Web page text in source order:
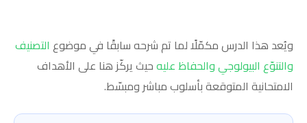
ويُعد هذا الدرس مكمّلًا لما تم شرحه سابقًا في موضوع التصنيف
والتنوّع البيولوجي والحفاظ عليهحيث يركّز هنا على الأهداف
الامتحانية المتوقعة بأسلوب مباشر ومبسّط.